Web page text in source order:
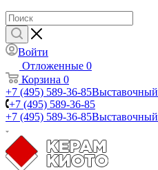
Войти
Отложенные 0
Корзина 0
+7 (495) 589-36-85
+7 (495) 589-36-85
+7 (495) 589-36-85